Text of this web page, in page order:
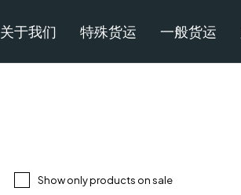
关于我们 特殊货运 一般货运
Show only products on sale